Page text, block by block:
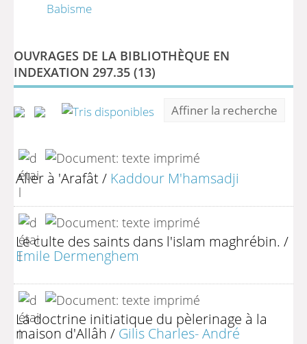
Babisme
OUVRAGES DE LA BIBLIOTHÈQUE EN
INDEXATION 297.35 (13)
Affiner la recherche
Aller à 'Arafât/ Kaddour M'hamsadji
Le culte des saints dans l'islam maghrébin. /
Emile Dermenghem
La doctrine initiatique du pèlerinage à la
maison d'Allâh / Gilis Charles- André